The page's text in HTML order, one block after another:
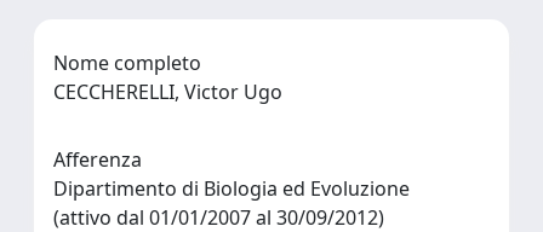
Nome completo
CECCHERELLI, Victor Ugo
Afferenza
Dipartimento di Biologia ed Evoluzione
(attivo dal 01/01/2007 al 30/09/2012)